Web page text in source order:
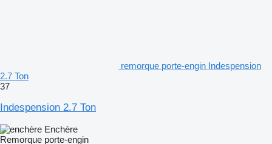
remorque porte-engin Indespension
2.7 Ton
37
Indespension 2.7 Ton
Enchère
Remorque porte-engin